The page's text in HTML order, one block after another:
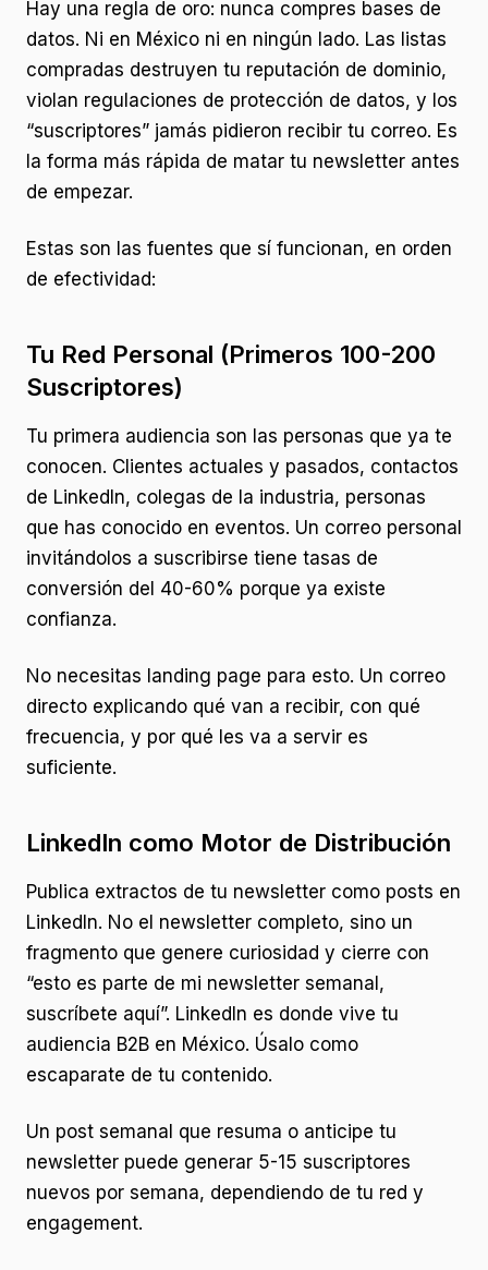
Hay una regla de oro: nunca compres bases de
datos. Ni en México ni en ningún lado. Las listas
compradas destruyen tu reputación de dominio,
violan regulaciones de protección de datos, y los
“suscriptores” jamás pidieron recibir tu correo. Es
la forma más rápida de matar tu newsletter antes
de empezar.
Estas son las fuentes que sí funcionan, en orden
de efectividad:
Tu Red Personal (Primeros 100-200
Suscriptores)
Tu primera audiencia son las personas que ya te
conocen. Clientes actuales y pasados, contactos
de LinkedIn, colegas de la industria, personas
que has conocido en eventos. Un correo personal
invitándolos a suscribirse tiene tasas de
conversión del 40-60% porque ya existe
confianza.
No necesitas landing page para esto. Un correo
directo explicando qué van a recibir, con qué
frecuencia, y por qué les va a servir es
suficiente.
LinkedIn como Motor de Distribución
Publica extractos de tu newsletter como posts en
LinkedIn. No el newsletter completo, sino un
fragmento que genere curiosidad y cierre con
“esto es parte de mi newsletter semanal,
suscríbete aquí”. LinkedIn es donde vive tu
audiencia B2B en México. Úsalo como
escaparate de tu contenido.
Un post semanal que resuma o anticipe tu
newsletter puede generar 5-15 suscriptores
nuevos por semana, dependiendo de tu red y
engagement.